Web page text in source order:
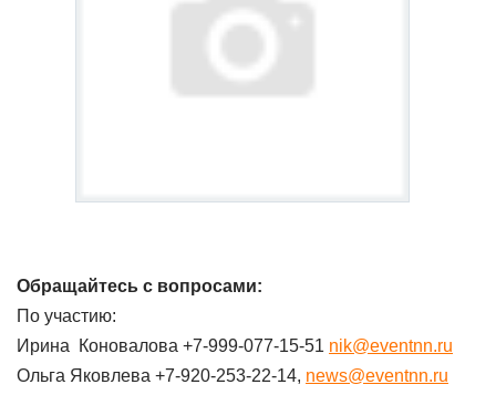
Обращайтесь с вопросами:
По участию:
Ирина Коновалова +7-999-077-15-51 nik@eventnn.ru
Ольга Яковлева +7-920-253-22-14, news@eventnn.ru